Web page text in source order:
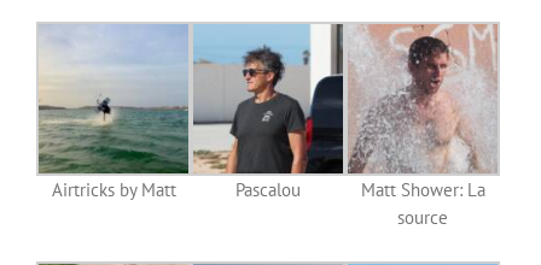
Airtricks by Matt Pascalou
Matt Shower: La
source